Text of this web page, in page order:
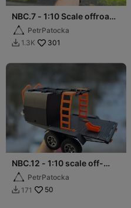
NBC.7 - 1:10 Scale offroad
camper for crawlers
PetrPatocka
 1.3K 301
NBC.12 - 1:10 scale off-
road Toy Hauler
PetrPatocka
 171 50